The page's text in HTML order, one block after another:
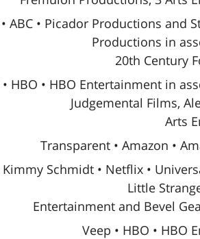
ABC • Picador Productions and
Productions in
20th Century
HBO • HBO Entertainment in
Judgemental Films,
Arts
Transparent • Amazon •
Schmidt • Netflix •
Little
Entertainment and Bevel
Veep • HBO • HBO